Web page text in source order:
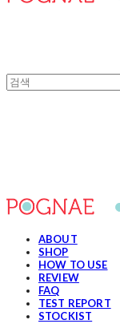
ABOUT
SHOP
HOW TO USE
REVIEW
FAQ
TEST REPORT
STOCKIST